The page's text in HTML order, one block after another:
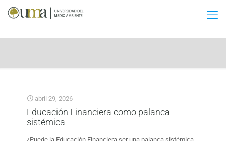
abril 29, 2026
Educación Financiera como palanca
sistémica